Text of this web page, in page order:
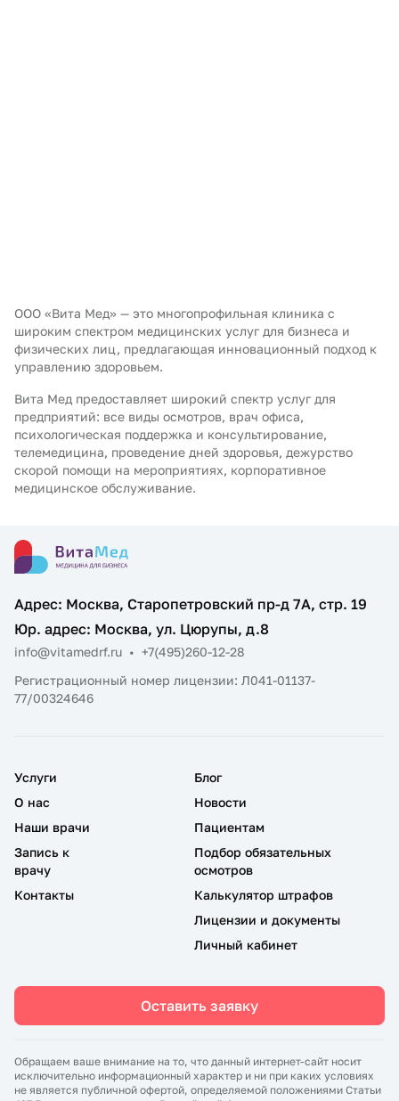
ООО «Вита Мед» — это многопрофильная клиника с
широким спектром медицинских услуг для бизнеса и
физических лиц, предлагающая инновационный подход к
управлению здоровьем.
Вита Мед предоставляет широкий спектр услуг для
предприятий: все виды осмотров, врач офиса,
психологическая поддержка и консультирование,
телемедицина, проведение дней здоровья, дежурство
скорой помощи на мероприятиях, корпоративное
медицинское обслуживание.
Адрес: Москва, Старопетровский пр-д 7А, стр. 19
Юр. адрес: Москва, ул. Цюрупы, д.8
info@vitamedrf.ru • +7(495)260-12-28
Регистрационный номер лицензии: Л041-01137-
77/00324646
Услуги
О нас
Наши врачи
Запись к
врачу
Контакты
Блог
Новости
Пациентам
Подбор обязательных
осмотров
Калькулятор штрафов
Лицензии и документы
Личный кабинет
Оставить заявку
Обращаем ваше внимание на то, что данный интернет-сайт носит
исключительно информационный характер и ни при каких условиях
не является публичной офертой, определяемой положениями Статьи